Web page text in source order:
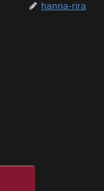
hanna-rira